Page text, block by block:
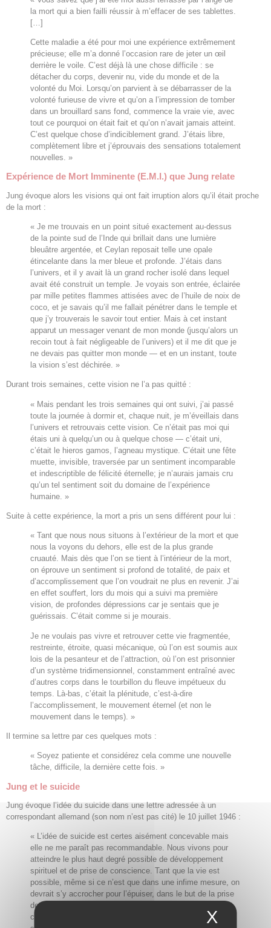
la mort qui a bien failli réussir à m’effacer de ses tablettes.
[…]
Cette maladie a été pour moi une expérience extrêmement
précieuse; elle m’a donné l’occasion rare de jeter un œil
derrière le voile. C’est déjà là une chose difficile : se
détacher du corps, devenir nu, vide du monde et de la
volonté du Moi. Lorsqu’on parvient à se débarrasser de la
volonté furieuse de vivre et qu’on a l’impression de tomber
dans un brouillard sans fond, commence la vraie vie, avec
tout ce pourquoi on était fait et qu’on n’avait jamais atteint.
C’est quelque chose d’indiciblement grand. J’étais libre,
complètement libre et j’éprouvais des sensations totalement
nouvelles. »
Expérience de Mort Imminente (E.M.I.) que Jung relate
Jung évoque alors les visions qui ont fait irruption alors qu’il était proche
de la mort :
« Je me trouvais en un point situé exactement au-dessus
de la pointe sud de l’Inde qui brillait dans une lumière
bleuâtre argentée, et Ceylan reposait telle une opale
étincelante dans la mer bleue et profonde. J’étais dans
l’univers, et il y avait là un grand rocher isolé dans lequel
avait été construit un temple. Je voyais son entrée, éclairée
par mille petites flammes attisées avec de l’huile de noix de
coco, et je savais qu’il me fallait pénétrer dans le temple et
que j’y trouverais le savoir tout entier. Mais à cet instant
apparut un messager venant de mon monde (jusqu’alors un
recoin tout à fait négligeable de l’univers) et il me dit que je
ne devais pas quitter mon monde — et en un instant, toute
la vision s’est déchirée. »
Durant trois semaines, cette vision ne l’a pas quitté :
« Mais pendant les trois semaines qui ont suivi, j’ai passé
toute la journée à dormir et, chaque nuit, je m’éveillais dans
l’univers et retrouvais cette vision. Ce n’était pas moi qui
étais uni à quelqu’un ou à quelque chose — c’était uni,
c’était le hieros gamos, l’agneau mystique. C’était une fête
muette, invisible, traversée par un sentiment incomparable
et indescriptible de félicité éternelle; je n’aurais jamais cru
qu’un tel sentiment soit du domaine de l’expérience
humaine. »
Suite à cette expérience, la mort a pris un sens différent pour lui :
« Tant que nous nous situons à l’extérieur de la mort et que
nous la voyons du dehors, elle est de la plus grande
cruauté. Mais dès que l’on se tient à l’intérieur de la mort,
on éprouve un sentiment si profond de totalité, de paix et
d’accomplissement que l’on voudrait ne plus en revenir. J’ai
en effet souffert, lors du mois qui a suivi ma première
vision, de profondes dépressions car je sentais que je
guérissais. C’était comme si je mourais.
Je ne voulais pas vivre et retrouver cette vie fragmentée,
restreinte, étroite, quasi mécanique, où l’on est soumis aux
lois de la pesanteur et de l’attraction, où l’on est prisonnier
d’un système tridimensionnel, constamment entraîné avec
d’autres corps dans le tourbillon du fleuve impétueux du
temps. Là-bas, c’était la plénitude, c’est-à-dire
l’accomplissement, le mouvement éternel (et non le
mouvement dans le temps). »
Il termine sa lettre par ces quelques mots :
« Soyez patiente et considérez cela comme une nouvelle
tâche, difficile, la dernière cette fois. »
Jung et le suicide
Jung évoque l’idée du suicide dans une lettre adressée à un
correspondant allemand (son nom n’est pas cité) le 10 juillet 1946 :
« L’idée de suicide est certes aisément concevable mais
elle ne me paraît pas recommandable. Nous vivons pour
atteindre le plus haut degré possible de développement
spirituel et de prise de conscience. Tant que la vie est
possible, même si ce n’est que dans une infime mesure, on
devrait s’y accrocher pour l’épuiser, dans le but de la prise
de conscience. Interrompre la vie avant l’heure, c’est
condamner au silence une expérience inachevée. Nous y
X